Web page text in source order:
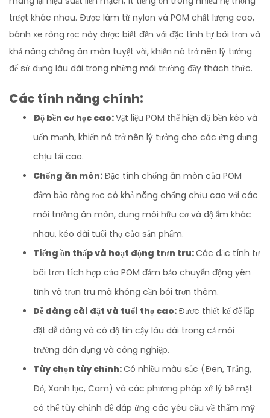
trượt khác nhau. Được làm từ nylon và POM chất lượng cao,
bánh xe ròng rọc này được biết đến với đặc tính tự bôi trơn và
khả năng chống ăn mòn tuyệt vời, khiến nó trở nên lý tưởng
để sử dụng lâu dài trong những môi trường đầy thách thức.
Các tính năng chính:
Độ bền cơ học cao:Vật liệu POM thể hiện độ bền kéo và
uốn mạnh, khiến nó trở nên lý tưởng cho các ứng dụng
chịu tải cao.
Chống ăn mòn: Đặc tính chống ăn mòn của POM
đảm bảo ròng rọc có khả năng chống chịu cao với các
môi trường ăn mòn, dung môi hữu cơ và độ ẩm khác
nhau, kéo dài tuổi thọ của sản phẩm.
Tiếng ồn thấp và hoạt động trơn tru:Các đặc tính tự
bôi trơn tích hợp của POM đảm bảo chuyển động yên
tĩnh và trơn tru mà không cần bôi trơn thêm.
Dễ dàng cài đặt và tuổi thọ cao: Được thiết kế để lắp
đặt dễ dàng và có độ tin cậy lâu dài trong cả môi
trường dân dụng và công nghiệp.
Tùy chọn tùy chỉnh:Có nhiều màu sắc (Đen, Trắng,
Đỏ, Xanh lục, Cam) và các phương pháp xử lý bề mặt
có thể tùy chỉnh để đáp ứng các yêu cầu về thẩm mỹ